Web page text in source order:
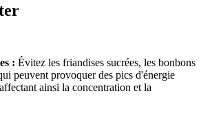
: Évitez les friandises sucrées, les bonbons
peuvent provoquer des pics d'énergie
ainsi la concentration et la